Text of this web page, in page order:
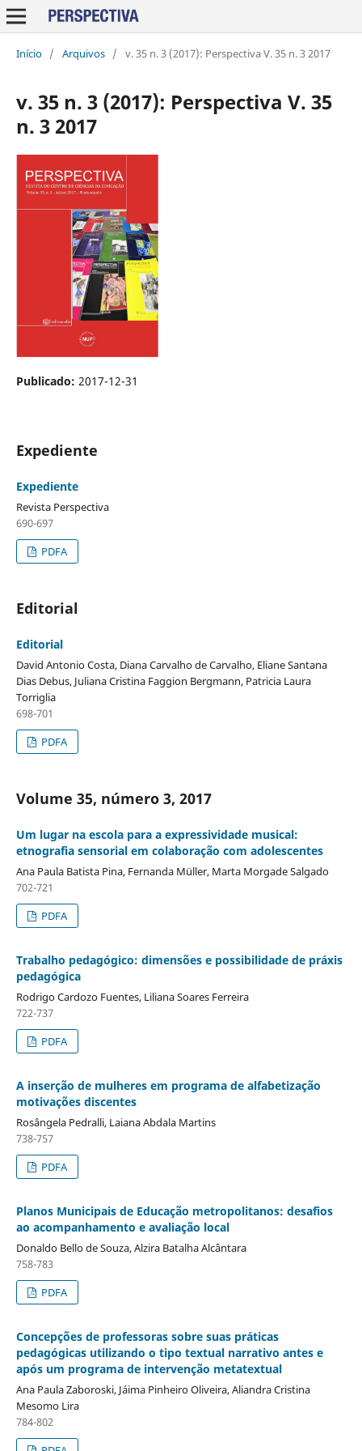
Início / Arquivos / v. 35 n. 3 (2017): Perspectiva V. 35 n. 3 2017
v. 35 n. 3 (2017): Perspectiva V. 35
n. 3 2017
Publicado: 2017-12-31
Expediente
Expediente
Revista Perspectiva
690-697
PDFA
Editorial
Editorial
David Antonio Costa, Diana Carvalho de Carvalho, Eliane Santana
Dias Debus, Juliana Cristina Faggion Bergmann, Patricia Laura
Torriglia
698-701
PDFA
Volume 35, número 3, 2017
Um lugar na escola para a expressividade musical:
etnografia sensorial em colaboração com adolescentes
Ana Paula Batista Pina, Fernanda Müller, Marta Morgade Salgado
702-721
PDFA
Trabalho pedagógico: dimensões e possibilidade de práxis
pedagógica
Rodrigo Cardozo Fuentes, Liliana Soares Ferreira
722-737
PDFA
A inserção de mulheres em programa de alfabetização
motivações discentes
Rosângela Pedralli, Laiana Abdala Martins
738-757
PDFA
Planos Municipais de Educação metropolitanos: desafios
ao acompanhamento e avaliação local
Donaldo Bello de Souza, Alzira Batalha Alcântara
758-783
PDFA
Concepções de professoras sobre suas práticas
pedagógicas utilizando o tipo textual narrativo antes e
após um programa de intervenção metatextual
Ana Paula Zaboroski, Jáima Pinheiro Oliveira, Aliandra Cristina
Mesomo Lira
784-802